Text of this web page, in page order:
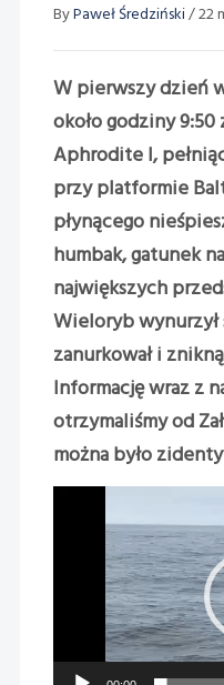
ByPaweł Średziński/22
W pierwszy dzień
około godziny
Aphrodite I,
przy platformie
płynącego
humbak, gatunek
największych
Wieloryb
zanurkował i
Informację wraz z
otrzymaliśmy od
można było